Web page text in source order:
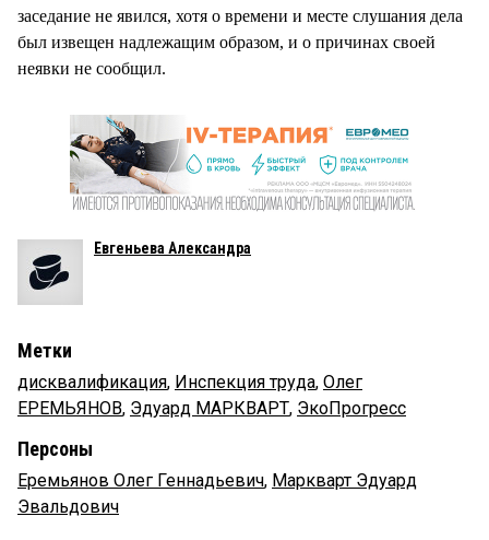
заседание не явился, хотя о времени и месте слушания дела
был извещен надлежащим образом, и о причинах своей
неявки не сообщил.
Евгеньева Александра
Метки
дисквалификация, Инспекция труда, Олег
ЕРЕМЬЯНОВ, Эдуард МАРКВАРТ, ЭкоПрогресс
Персоны
Еремьянов Олег Геннадьевич, Маркварт Эдуард
Эвальдович